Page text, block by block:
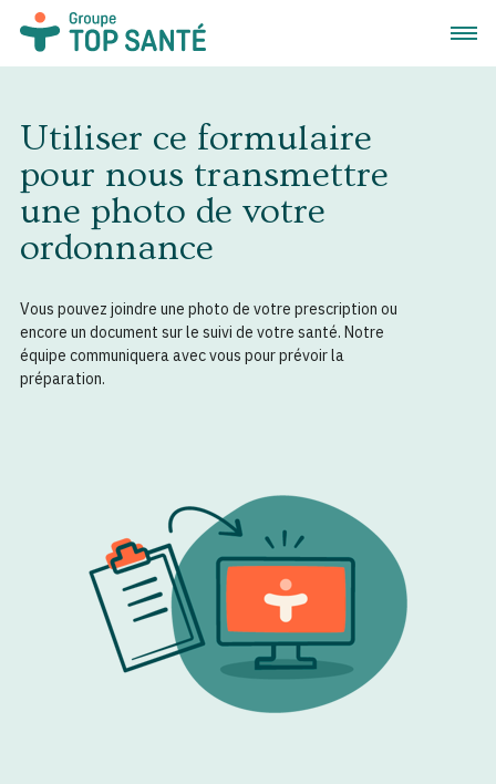
Ouvrir
Utiliser ce formulaire
pour nous transmettre
une photo de votre
ordonnance
Vous pouvez joindre une photo de votre prescription ou
encore un document sur le suivi de votre santé. Notre
équipe communiquera avec vous pour prévoir la
préparation.